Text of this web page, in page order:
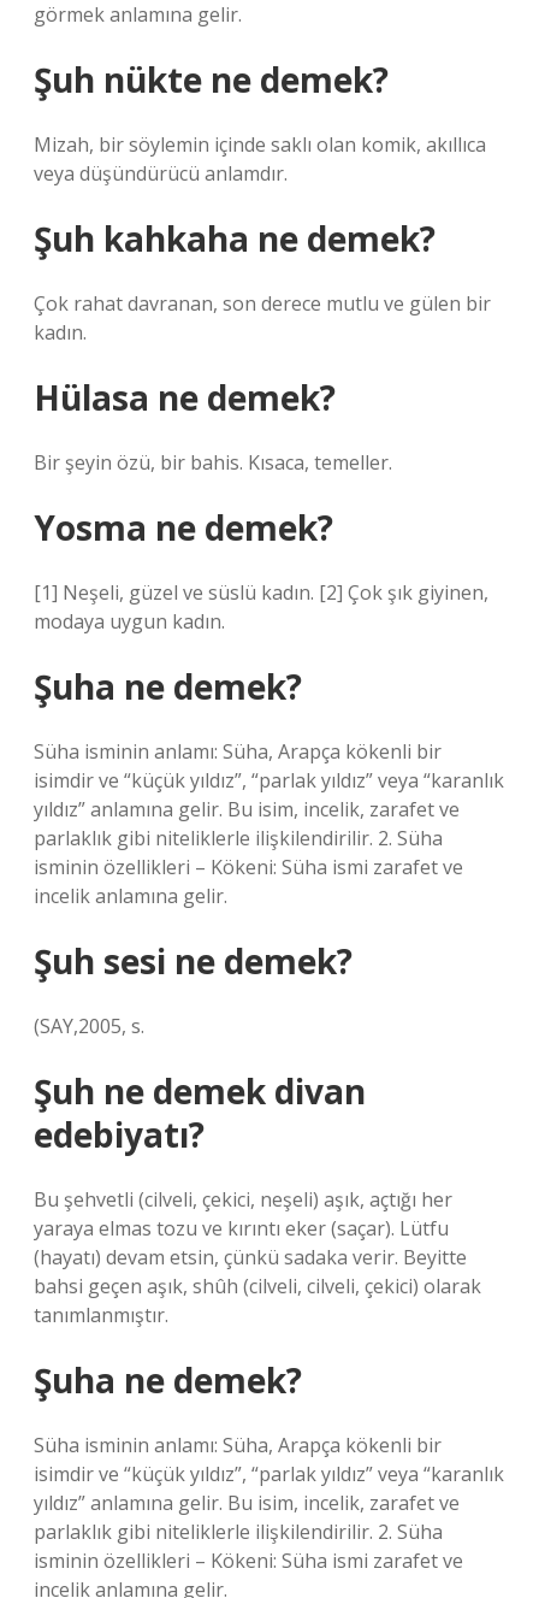
görmek anlamına gelir.
Şuh nükte ne demek?
Mizah, bir söylemin içinde saklı olan komik, akıllıca
veya düşündürücü anlamdır.
Şuh kahkaha ne demek?
Çok rahat davranan, son derece mutlu ve gülen bir
kadın.
Hülasa ne demek?
Bir şeyin özü, bir bahis. Kısaca, temeller.
Yosma ne demek?
[1] Neşeli, güzel ve süslü kadın. [2] Çok şık giyinen,
modaya uygun kadın.
Şuha ne demek?
Süha isminin anlamı: Süha, Arapça kökenli bir
isimdir ve “küçük yıldız”, “parlak yıldız” veya “karanlık
yıldız” anlamına gelir. Bu isim, incelik, zarafet ve
parlaklık gibi niteliklerle ilişkilendirilir. 2. Süha
isminin özellikleri – Kökeni: Süha ismi zarafet ve
incelik anlamına gelir.
Şuh sesi ne demek?
(SAY,2005, s.
Şuh ne demek divan
edebiyatı?
Bu şehvetli (cilveli, çekici, neşeli) aşık, açtığı her
yaraya elmas tozu ve kırıntı eker (saçar). Lütfu
(hayatı) devam etsin, çünkü sadaka verir. Beyitte
bahsi geçen aşık, shûh (cilveli, cilveli, çekici) olarak
tanımlanmıştır.
Şuha ne demek?
Süha isminin anlamı: Süha, Arapça kökenli bir
isimdir ve “küçük yıldız”, “parlak yıldız” veya “karanlık
yıldız” anlamına gelir. Bu isim, incelik, zarafet ve
parlaklık gibi niteliklerle ilişkilendirilir. 2. Süha
isminin özellikleri – Kökeni: Süha ismi zarafet ve
incelik anlamına gelir.